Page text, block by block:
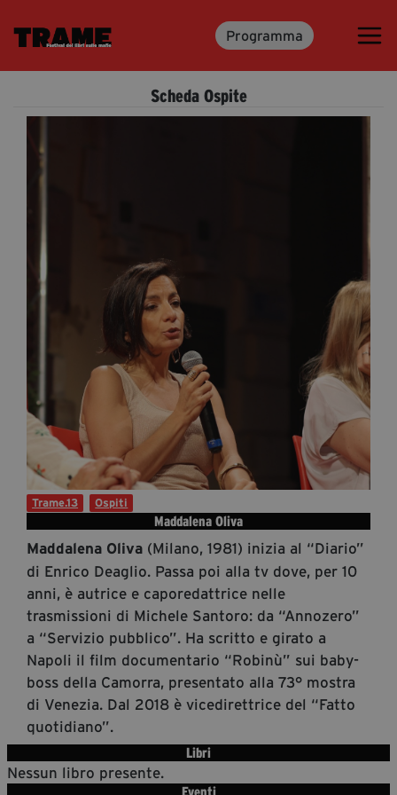
Programma
Trame.15
Accrediti Stampa | Trame.15
Cartella Stampa
Rassegna Stampa
Partecipa
Diventa Partner
Sostienici
Fondazione Trame
La fondazione 2025
Civico Trame
Progetto Trame a Scuola
Mostra 3D - Visioni Civiche
Il Diritto di Essere
Archivio Storico
Contatti
Scheda Ospite
Maddalena Oliva
Maddalena Oliva (Milano, 1981) inizia al “Diario”
di Enrico Deaglio. Passa poi alla tv dove, per 10
anni, è autrice e caporedattrice nelle
trasmissioni di Michele Santoro: da “Annozero”
a “Servizio pubblico”. Ha scritto e girato a
Napoli il film documentario “Robinù” sui baby-
boss della Camorra, presentato alla 73° mostra
di Venezia. Dal 2018 è vicedirettrice del “Fatto
quotidiano”.
Trame.13 Ospiti
Libri
Nessun libro presente.
Eventi